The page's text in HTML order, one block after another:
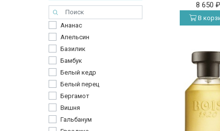
Ананас
Апельсин
Базилик
Бамбук
Белый кедр
Белый перец
Бергамот
Вишня
Гальбанум
8 650₽
В